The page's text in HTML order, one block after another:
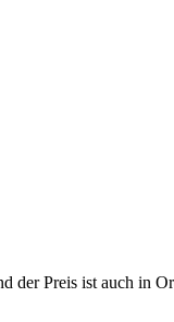
der Preis ist auch in